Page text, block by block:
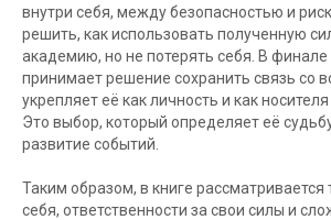
внутри себя, между безопасностью и
решить, как использовать полученную
академию, но не потерять себя. В финале
принимает решение сохранить связь со
укрепляет её как личность и как
Это выбор, который определяет её
развитие событий.
Таким образом, в книге рассматривается
себя, ответственности за свои силы и